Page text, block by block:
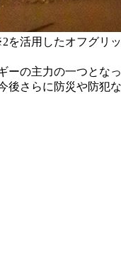
活用したオフグリ
の主力の一つとな
さらに防災や防犯